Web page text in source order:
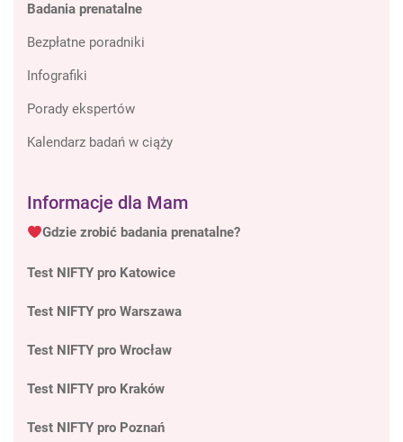
Badania prenatalne
Bezpłatne poradniki
Infografiki
Porady ekspertów
Kalendarz badań w ciąży
Informacje dla Mam
Gdzie zrobić badania prenatalne?
Test NIFTY pro Katowice
Test NIFTY pro Warszawa
Test NIFTY pro Wrocław
Test NIFTY pro Kraków
Test NIFTY pro Poznań